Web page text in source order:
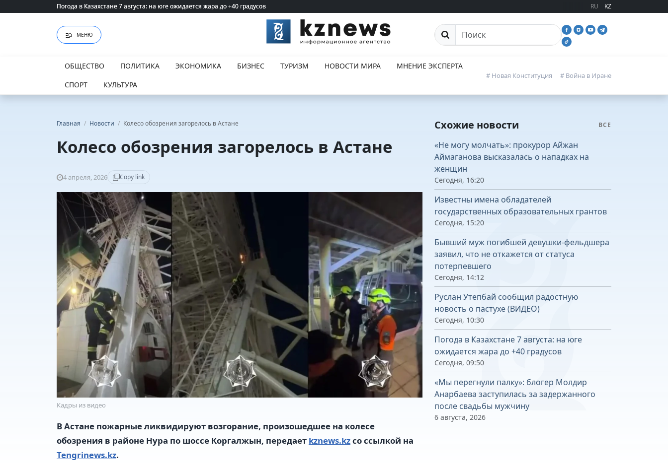
Владелец хозяйства, обвинивший пастуха, впервые выступил публично (ВИДЕО)
Владелец хозяйства, обвинивший пастуха, впервые выступил публично (ВИДЕО) RU KZ
МЕНЮ Поиск
ОБЩЕСТВО ПОЛИТИКА ЭКОНОМИКА БИЗНЕС ТУРИЗМ НОВОСТИ МИРА
МНЕНИЕ ЭКСПЕРТА
СПОРТ
КУЛЬТУРА
# Новая Конституция # Война в Иране
Главная / Новости / Колесо обозрения загорелось в Астане
Колесо обозрения загорелось в Астане
4 апреля, 2026 Copy link
Кадры из видео
В Астане пожарные ликвидируют возгорание, произошедшее на колесе
обозрения в районе Нура по шоссе Коргалжын, передает kznews.kzсо ссылкой на
Tengrinews.kz.
Схожие новости ВСЕ
«Не могу молчать»: прокурор Айжан
Аймаганова высказалась о нападках на
женщин
Сегодня, 16:20
Известны имена обладателей
государственных образовательных грантов
Сегодня, 15:20
Бывший муж погибшей девушки-фельдшера
заявил, что не откажется от статуса
потерпевшего
Сегодня, 14:12
Руслан Утепбай сообщил радостную
новость о пастухе (ВИДЕО)
Сегодня, 10:30
Погода в Казахстане 7 августа: на юге
ожидается жара до +40 градусов
Сегодня, 09:50
«Мы перегнули палку»: блогер Молдир
Анарбаева заступилась за задержанного
после свадьбы мужчину
6 августа, 2026